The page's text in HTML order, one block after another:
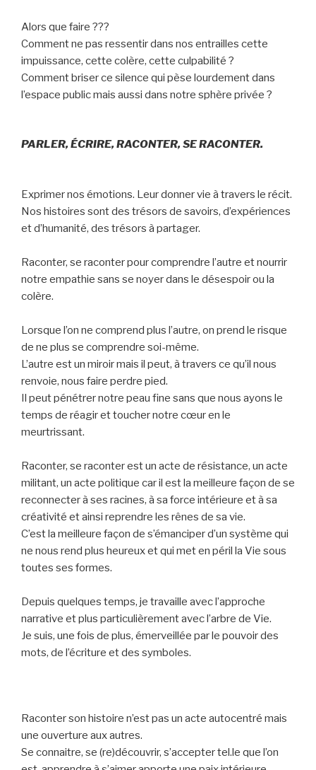
Alors que faire ???
Comment ne pas ressentir dans nos entrailles cette
impuissance, cette colère, cette culpabilité ?
Comment briser ce silence qui pèse lourdement dans
l’espace public mais aussi dans notre sphère privée ?
PARLER, ÉCRIRE, RACONTER, SE RACONTER.
Exprimer nos émotions. Leur donner vie à travers le récit.
Nos histoires sont des trésors de savoirs, d’expériences
et d’humanité, des trésors à partager.
Raconter, se raconter pour comprendre l’autre et nourrir
notre empathie sans se noyer dans le désespoir ou la
colère.
Lorsque l’on ne comprend plus l’autre, on prend le risque
de ne plus se comprendre soi-même.
L’autre est un miroir mais il peut, à travers ce qu’il nous
renvoie, nous faire perdre pied.
Il peut pénétrer notre peau fine sans que nous ayons le
temps de réagir et toucher notre cœur en le
meurtrissant.
Raconter, se raconter est un acte de résistance, un acte
militant, un acte politique car il est la meilleure façon de se
reconnecter à ses racines, à sa force intérieure et à sa
créativité et ainsi reprendre les rênes de sa vie.
C’est la meilleure façon de s’émanciper d’un système qui
ne nous rend plus heureux et qui met en péril la Vie sous
toutes ses formes.
Depuis quelques temps, je travaille avec l’approche
narrative et plus particulièrement avec l’arbre de Vie.
Je suis, une fois de plus, émerveillée par le pouvoir des
mots, de l’écriture et des symboles.
Raconter son histoire n’est pas un acte autocentré mais
une ouverture aux autres.
Se connaitre, se (re)découvrir, s’accepter tel.le que l’on